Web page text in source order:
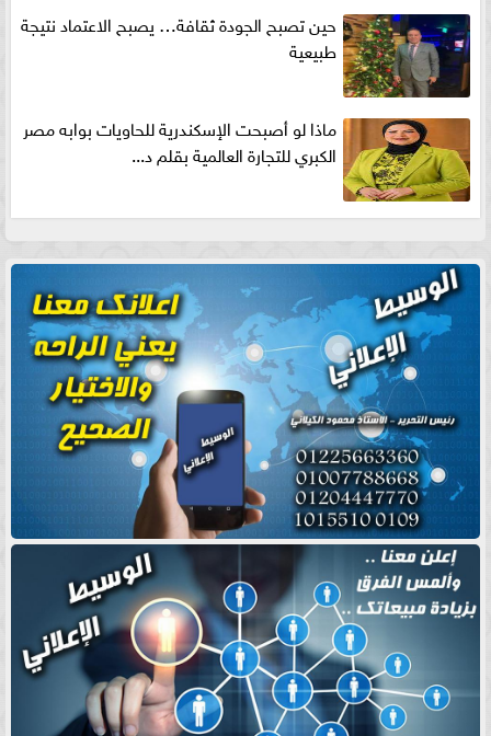
حين تصبح الجودة ثقافة… يصبح الاعتماد نتيجة
طبيعية
ماذا لو أصبحت الإسكندرية للحاويات بوابه مصر
الكبري للتجارة العالمية بقلم د...